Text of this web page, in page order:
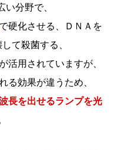
分野で、
で硬化させる、ＤＮＡを
て殺菌する、
活用されていますが、
る効果が違うため、
長を出せるランプを光